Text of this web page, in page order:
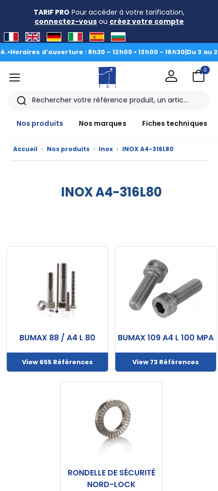
TARIF PRO Pour accéder à votre tarification,
connectez-vousou créez votre compte
d’ouverture : 8h30 – 12h00 • 13h00 - 16h30|Du 3 au 28
produits
marques
techniques
Catalogue
Mon
compte
menu
Rechercher
0
Nos produits Nos marques Fiches techniques
Accueil › Nos produits › Inox › INOX A4-316L80
INOX A4-316L80
BUMAX 88 / A4 L 80
View 655 Références
BUMAX 109 A4 L 100 MPA
View 73 Références
RONDELLE DE SÉCURITÉ
NORD-LOCK